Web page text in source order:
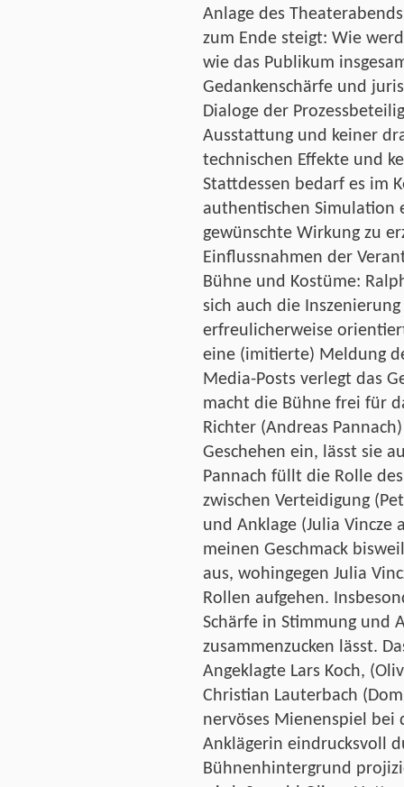
Anlage des
zum Ende steigt: Wie
wie das Publikum
Gedankenschärfe und
Dialoge der
Ausstattung und keiner
technischen Effekte und
Stattdessen bedarf es im
authentischen Simulation
gewünschte Wirkung zu
Einflussnahmen der
Bühne und Kostüme:
sich auch die
erfreulicherweise
eine (imitierte) Meldung
Media-Posts verlegt das
macht die Bühne frei für
Richter (Andreas
Geschehen ein, lässt sie
Pannach füllt die Rolle
zwischen Verteidigung
und Anklage (Julia Vincze
meinen Geschmack
aus, wohingegen Julia
Rollen aufgehen.
Schärfe in Stimmung und
zusammenzucken lässt.
Angeklagte Lars Koch,
Christian Lauterbach
nervöses Mienenspiel bei
Anklägerin eindrucksvoll
Bühnenhintergrund